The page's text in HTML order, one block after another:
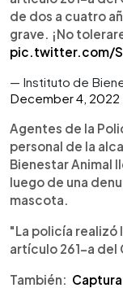
de dos a cuatro
grave. ¡No
pic.twitter.com/
— Instituto de
December 4, 2022
Agentes de la
personal de la
Bienestar Animal
luego de una
mascota.
"La policía realizó
artículo 261-a del
También: